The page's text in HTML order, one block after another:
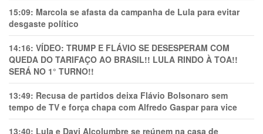
15:09: Marcola se afasta da campanha de Lula para evitar
desgaste político
14:16: VÍDEO: TRUMP E FLÁVIO SE DESESPERAM COM
QUEDA DO TARIFAÇO AO BRASIL!! LULA RINDO À TOA!!
SERÁ NO 1° TURNO!!
13:49: Recusa de partidos deixa Flávio Bolsonaro sem
tempo de TV e força chapa com Alfredo Gaspar para vice
13:40: Lula e Davi Alcolumbre se reúnem na casa de